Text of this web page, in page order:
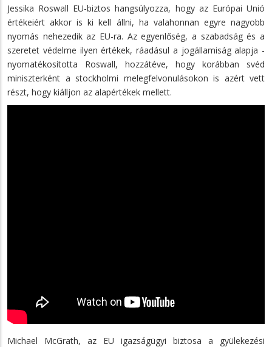
Jessika Roswall EU-biztos hangsúlyozza, hogy az Európai Unió
értékeiért akkor is ki kell állni, ha valahonnan egyre nagyobb
nyomás nehezedik az EU-ra. Az egyenlőség, a szabadság és a
szeretet védelme ilyen értékek, ráadásul a jogállamiság alapja -
nyomatékosította Roswall, hozzátéve, hogy korábban svéd
miniszterként a stockholmi melegfelvonulásokon is azért vett
részt, hogy kiálljon az alapértékek mellett.
Michael McGrath, az EU igazságügyi biztosa a gyülekezési